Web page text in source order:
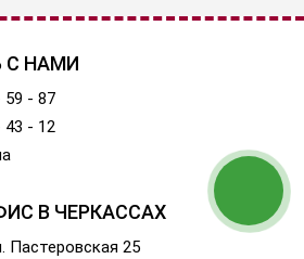
С НАМИ
59 - 87
43 - 12
В ЧЕРКАССАХ
Пастеровская 25